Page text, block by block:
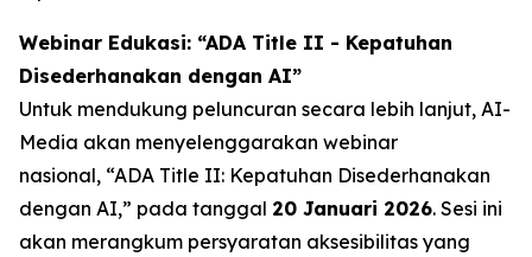
Webinar Edukasi: “ADA Title II - Kepatuhan
Disederhanakan dengan AI”
Untuk mendukung peluncuran secara lebih lanjut, AI-
Media akan menyelenggarakan webinar
nasional, “ADA Title II: Kepatuhan Disederhanakan
dengan AI,” pada tanggal 20 Januari 2026. Sesi ini
akan merangkum persyaratan aksesibilitas yang